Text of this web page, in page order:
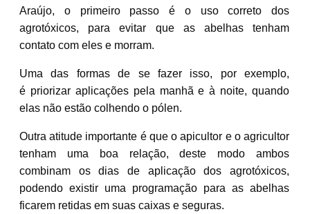
Araújo, o primeiro passo é o uso correto dos
agrotóxicos, para evitar que as abelhas tenham
contato com eles e morram.
Uma das formas de se fazer isso, por exemplo,
é priorizar aplicações pela manhã e à noite, quando
elas não estão colhendo o pólen.
Outra atitude importante é que oapicultor e o agricultor
tenham uma boa relação, deste modo ambos
combinam os dias de aplicação dos agrotóxicos,
podendo existir uma programação para as abelhas
ficarem retidas em suas caixas e seguras.